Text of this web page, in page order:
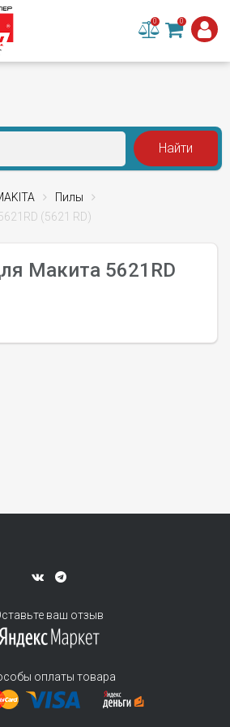
0 0
Пилы
(5621 RD)
Макита 5621RD
ваш отзыв
оплаты товара